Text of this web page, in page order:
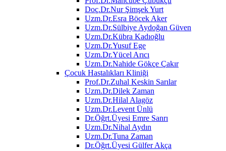
Doç.Dr.Nur Şimşek Yurt
Uzm.Dr.Esra Böcek Aker
Uzm.Dr.Sülbiye Aydoğan Güven
Uzm.Dr.Kübra Kadıoğlu
Uzm.Dr.Yusuf Ege
Uzm.Dr.Yücel Arıcı
Uzm.Dr.Nahide Gökçe Çakır
Çocuk Hastalıkları Kliniği
Prof.Dr.Zuhal Keskin Sarılar
Uzm.Dr.Dilek Zaman
Uzm.Dr.Hilal Alagöz
Uzm.Dr.Levent Ünlü
Dr.Öğrt.Üyesi Emre Sanrı
Uzm.Dr.Nihal Aydın
Uzm.Dr.Tuna Zaman
Dr.Öğrt.Üyesi Gülfer Akça